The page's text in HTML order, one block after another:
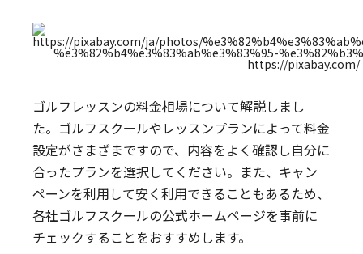
https://pixabay.com/
ゴルフレッスンの料金相場について解説しまし
た。ゴルフスクールやレッスンプランによって料金
設定がさまざまですので、内容をよく確認し自分に
合ったプランを選択してください。また、キャン
ペーンを利用して安く利用できることもあるため、
各社ゴルフスクールの公式ホームページを事前に
チェックすることをおすすめします。